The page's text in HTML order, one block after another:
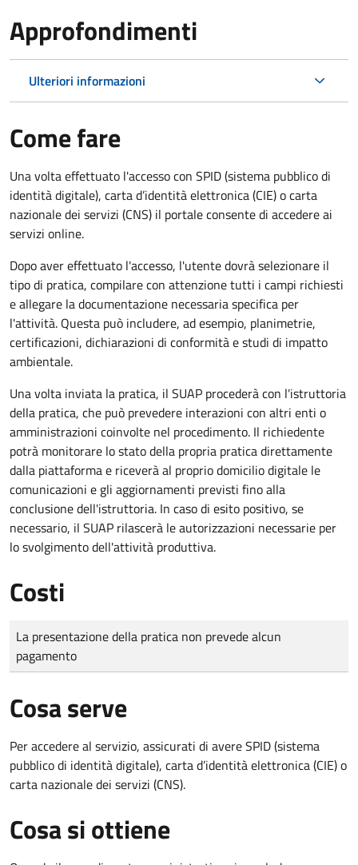
Approfondimenti
Ulteriori informazioni
Come fare
Una volta effettuato l'accesso con SPID (sistema pubblico di
identità digitale), carta d’identità elettronica (CIE) o carta
nazionale dei servizi (CNS) il portale consente di accedere ai
servizi online.
Dopo aver effettuato l'accesso, l'utente dovrà selezionare il
tipo di pratica, compilare con attenzione tutti i campi richiesti
e allegare la documentazione necessaria specifica per
l'attività. Questa può includere, ad esempio, planimetrie,
certificazioni, dichiarazioni di conformità e studi di impatto
ambientale.
Una volta inviata la pratica, il SUAP procederà con l'istruttoria
della pratica, che può prevedere interazioni con altri enti o
amministrazioni coinvolte nel procedimento. Il richiedente
potrà monitorare lo stato della propria pratica direttamente
dalla piattaforma e riceverà al proprio domicilio digitale le
comunicazioni e gli aggiornamenti previsti fino alla
conclusione dell'istruttoria. In caso di esito positivo, se
necessario, il SUAP rilascerà le autorizzazioni necessarie per
lo svolgimento dell'attività produttiva.
Costi
Tipo di pagamento
Importo
La presentazione della pratica non prevede alcun
pagamento
Cosa serve
Per accedere al servizio, assicurati di avere SPID (sistema
pubblico di identità digitale), carta d’identità elettronica (CIE) o
carta nazionale dei servizi (CNS).
Cosa si ottiene